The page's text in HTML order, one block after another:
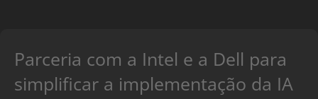
Parceria com a Intel e a Dell para
simplificar a implementação da IA